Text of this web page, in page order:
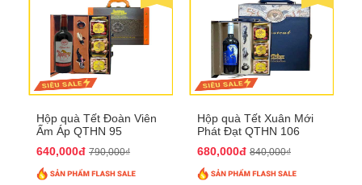
Hộp quà Tết Đoàn Viên
Ấm Áp QTHN 95
640,000đ 790,000₫
Hộp quà Tết Xuân Mới
Phát Đạt QTHN 106
680,000đ 840,000₫